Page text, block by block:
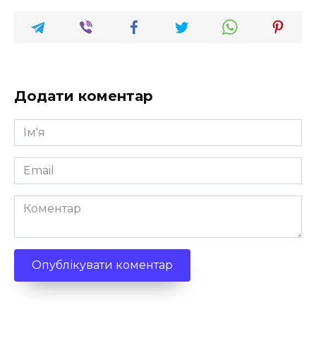
Додати коментар
Ім'я
*
Email
*
Коментар